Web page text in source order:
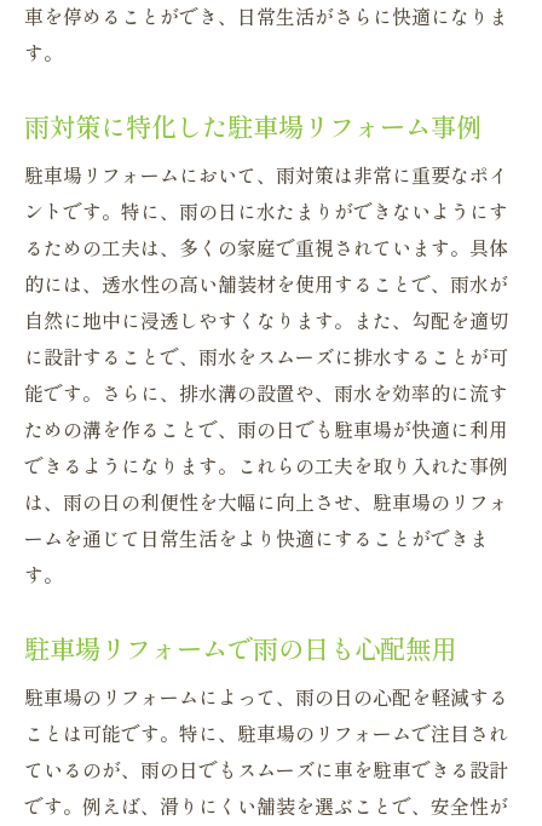
車を停めることができ、日常生活がさらに快適になりま
す。
雨対策に特化した駐車場リフォーム事例
駐車場リフォームにおいて、雨対策は非常に重要なポイ
ントです。特に、雨の日に水たまりができないようにす
るための工夫は、多くの家庭で重視されています。具体
的には、透水性の高い舗装材を使用することで、雨水が
自然に地中に浸透しやすくなります。また、勾配を適切
に設計することで、雨水をスムーズに排水することが可
能です。さらに、排水溝の設置や、雨水を効率的に流す
ための溝を作ることで、雨の日でも駐車場が快適に利用
できるようになります。これらの工夫を取り入れた事例
は、雨の日の利便性を大幅に向上させ、駐車場のリフォ
ームを通じて日常生活をより快適にすることができま
す。
駐車場リフォームで雨の日も心配無用
駐車場のリフォームによって、雨の日の心配を軽減する
ことは可能です。特に、駐車場のリフォームで注目され
ているのが、雨の日でもスムーズに車を駐車できる設計
です。例えば、滑りにくい舗装を選ぶことで、安全性が